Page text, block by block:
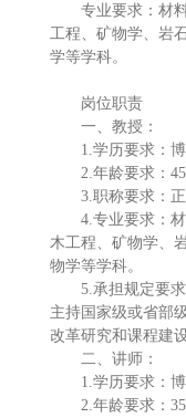
专业要求：材
工程、矿物学、岩
学等学科。
岗位职责
一、教授：
1.学历要求：
2.年龄要求：
3.职称要求：
4.专业要求：
木工程、矿物学、
物学等学科。
5.承担规定要
主持国家级或省部
改革研究和课程建
二、讲师：
1.学历要求：
2.年龄要求：